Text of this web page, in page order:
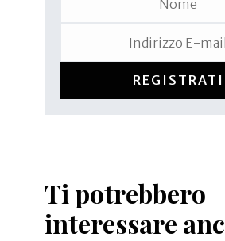
REGISTRATI
Ti potrebbero
interessare